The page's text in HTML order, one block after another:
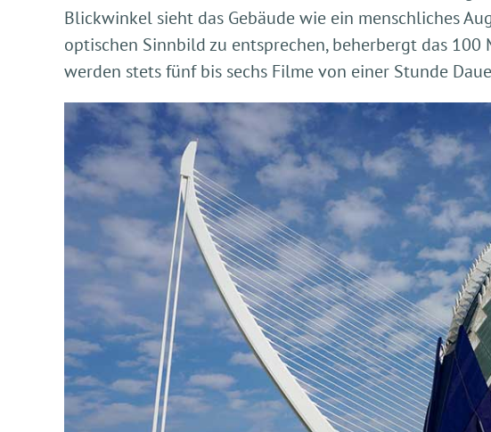
Blickwinkel sieht das Gebäude wie ein menschliches
optischen Sinnbild zu entsprechen, beherbergt das
werden stets fünf bis sechs Filme von einer Stunde